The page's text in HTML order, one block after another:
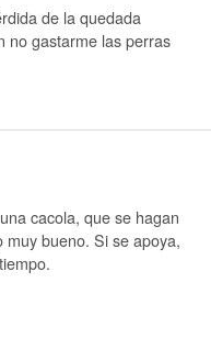
de la quedada
no gastarme las perras
cacola, que se hagan
bueno. Si se apoya,